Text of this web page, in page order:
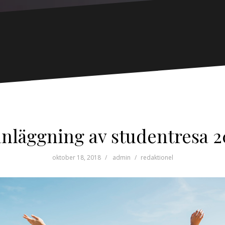
av studentresa
oktober 18, 2018 admin redaktionel